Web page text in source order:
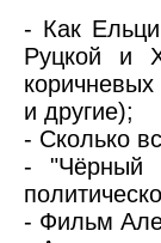
- Как
Руцкой и
и другие);
- Сколько
- "Чёрный
- Фильм